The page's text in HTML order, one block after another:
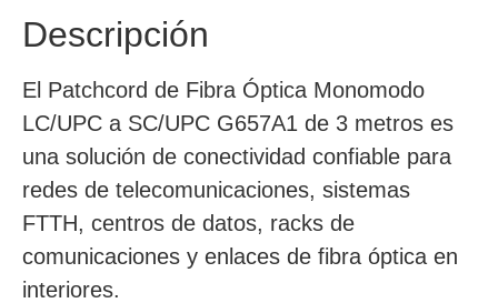
Descripción
El Patchcord de Fibra Óptica Monomodo
LC/UPC a SC/UPC G657A1 de 3 metros es
una solución de conectividad confiable para
redes de telecomunicaciones, sistemas
FTTH, centros de datos, racks de
comunicaciones y enlaces de fibra óptica en
interiores.